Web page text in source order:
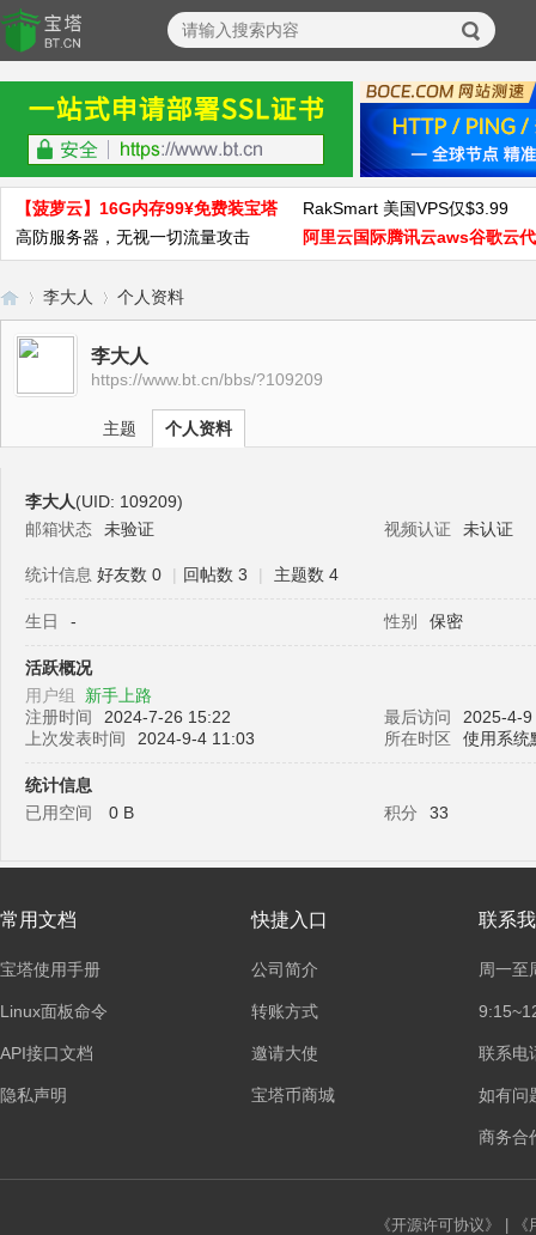
【菠萝云】16G内存99¥免费装宝塔
RakSmart 美国VPS仅$3.99
高防服务器，无视一切流量攻击
阿里云国际腾讯云aws谷歌云
宝›
李大人 个人资料
李大人
https://www.bt.cn/bbs/?109209
主题 个人资料
李大人(UID: 109209)
邮箱状态
未验证 视频认证 未认证
统计信息 好友数 0 | 回帖数 3 | 主题数 4
生日 - 性别 保密
活跃概况
用户组 新手上路
注册时间
2024-7-26 15:22 最后访问
2025-4-
上次发表时间
2024-9-4 11:03 所在时区 使用系统
统计信息
已用空间
0 B 积分 33
常用文档
宝塔使用手册
Linux面板命令
API接口文档
隐私声明
快捷入口
公司简介
转账方式
邀请大使
宝塔币商城
联系
周一至
联系电
如有问
商务合
《开源许可协议》